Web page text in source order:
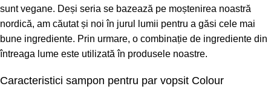
sunt vegane. Deși seria se bazează pe moștenirea noastră
nordică, am căutat și noi în jurul lumii pentru a găsi cele mai
bune ingrediente. Prin urmare, o combinație de ingrediente din
întreaga lume este utilizată în produsele noastre.
Caracteristici sampon pentru par vopsit Colour